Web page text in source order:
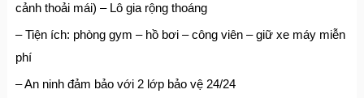
cảnh thoải mái) – Lô gia rộng thoáng
– Tiện ích: phòng gym – hồ bơi – công viên – giữ xe máy miễn
phí
– An ninh đảm bảo với 2 lớp bảo vệ 24/24